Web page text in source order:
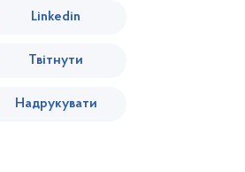
Linkedin
Твітнути
Надрукувати